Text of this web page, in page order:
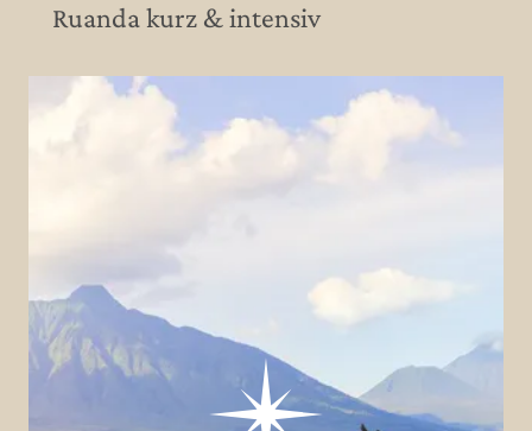
Ruanda kurz & intensiv